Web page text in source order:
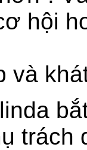
hội
và
trách